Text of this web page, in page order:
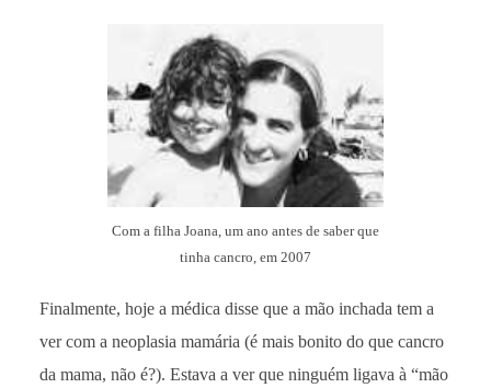
Com a filha Joana, um ano antes de saber que
tinha cancro, em 2007
Finalmente, hoje a médica disse que a mão inchada tem a
ver com a neoplasia mamária (é mais bonito do que cancro
da mama, não é?). Estava a ver que ninguém ligava à “mão